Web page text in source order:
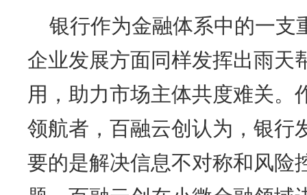
银行作为金融体系中的一支
企业发展方面同样发挥出雨天
用，助力市场主体共度难关。
领航者，百融云创认为，银行
要的是解决信息不对称和风险